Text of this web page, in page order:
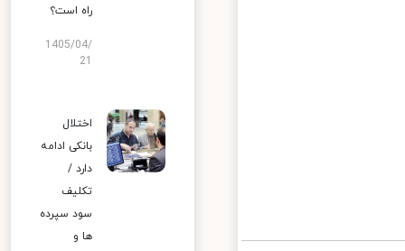
راه است؟
1405/04/
اختلال
بانکی ادامه
دارد /
تکلیف
سود سپرده
ها و